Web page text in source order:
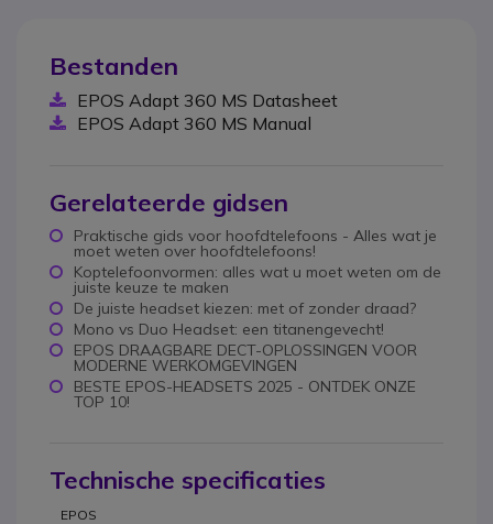
Bestanden
EPOS Adapt 360 MS Datasheet
EPOS Adapt 360 MS Manual
Gerelateerde gidsen
Praktische gids voor hoofdtelefoons - Alles wat je
moet weten over hoofdtelefoons!
Koptelefoonvormen: alles wat u moet weten om de
juiste keuze te maken
De juiste headset kiezen: met of zonder draad?
Mono vs Duo Headset: een titanengevecht!
EPOS DRAAGBARE DECT-OPLOSSINGEN VOOR
MODERNE WERKOMGEVINGEN
BESTE EPOS-HEADSETS 2025 - ONTDEK ONZE
TOP 10!
Technische specificaties
EPOS